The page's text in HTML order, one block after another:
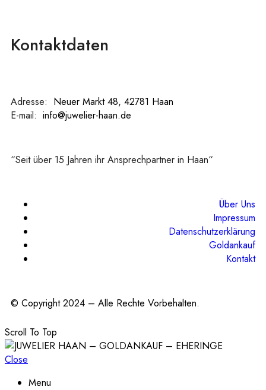
Kontaktdaten
Adresse: Neuer Markt 48, 42781 Haan
E-mail: info@juwelier-haan.de
“Seit über 15 Jahren ihr Ansprechpartner in Haan“
Über Uns
Impressum
Datenschutzerklärung
Goldankauf
Kontakt
© Copyright 2024 – Alle Rechte Vorbehalten.
Scroll To Top
Close
Menu